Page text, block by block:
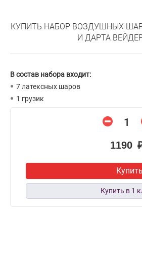
КУПИТЬ НАБОР ВОЗДУШНЫХ
И ДАРТА
В состав набора входит:
7 латексных шаров
1 грузик
1190
Купить